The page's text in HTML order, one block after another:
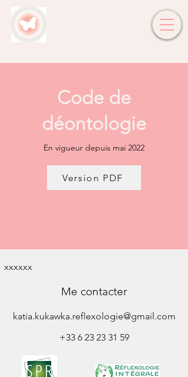
Code de
déontologie
En vigueur depuis mai 2022
Version PDF
xxxxxx
Me contacter
katia.kukawka.reflexologie@gmail.com
+33 6 23 23 31 59